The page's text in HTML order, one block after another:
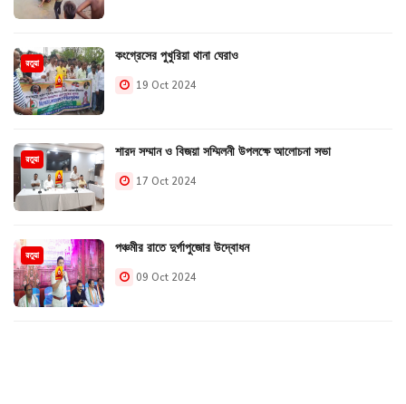
রতুয়া কংগ্রেসের পুখুরিয়া থানা ঘেরাও
19 Oct 2024
রতুয়া শারদ সম্মান ও বিজয়া সম্মিলনী উপলক্ষে আলোচনা সভা
17 Oct 2024
রতুয়া পঞ্চমীর রাতে দুর্গাপুজোর উদ্বোধন
09 Oct 2024